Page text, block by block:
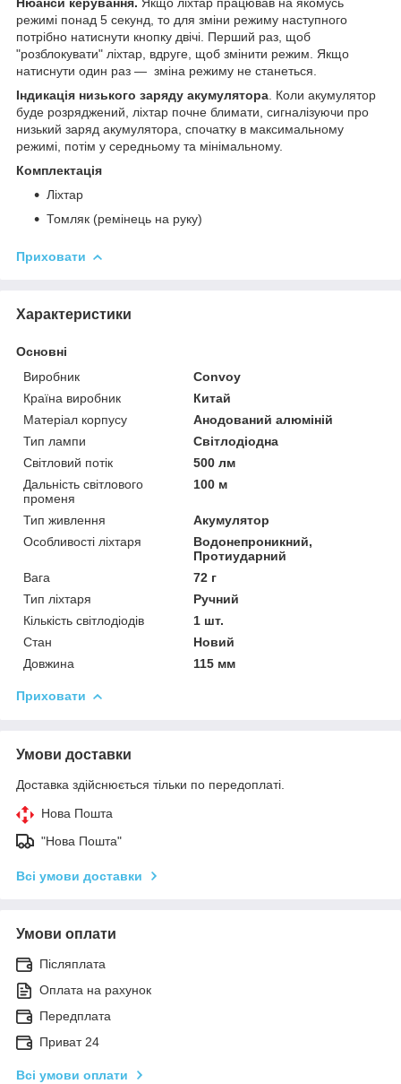
режимі понад 5 секунд, то для зміни режиму наступного
потрібно натиснути кнопку двічі. Перший раз, щоб
"розблокувати" ліхтар, вдруге, щоб змінити режим. Якщо
натиснути один раз — зміна режиму не станеться.
Індикація низького заряду акумулятора . Коли акумулятор
буде розряджений, ліхтар почне блимати, сигналізуючи про
низький заряд акумулятора, спочатку в максимальному
режимі, потім у середньому та мінімальному.
Комплектація
Ліхтар
Томляк (ремінець на руку)
Приховати
Характеристики
Основні
Виробник
Convoy
Країна виробник
Китай
Матеріал корпусу
Анодований алюміній
Тип лампи
Світлодіодна
Світловий потік
500 лм
Дальність світлового
променя
100 м
Тип живлення
Акумулятор
Особливості ліхтаря
Водонепроникний,
Протиударний
Вага
72 г
Тип ліхтаря
Ручний
Кількість світлодіодів
1 шт.
Стан
Новий
Довжина
115 мм
Приховати
Умови доставки
Доставка здійснюється тільки по передоплаті.
Нова Пошта
"Нова Пошта"
Всі умови доставки
Умови оплати
Післяплата
Оплата на рахунок
Передплата
Приват 24
Всі умови оплати